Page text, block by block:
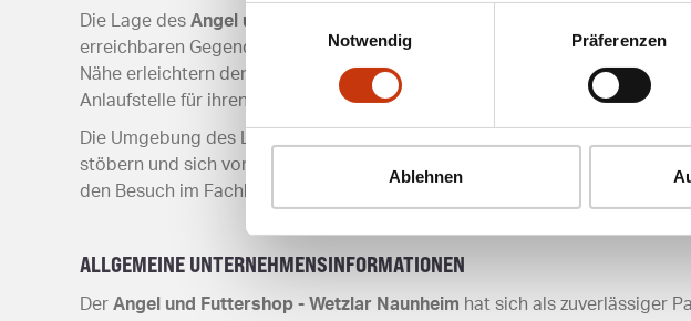
Einwilligungsauswahl
Notwendig
Präferenzen
Ablehnen
Die Lage des Angel und Futtershop - Wetzlar Naunheim
erreichbaren Gegend, die sowohl mit dem Auto als auch mit öffentlichen
Nähe erleichtern den Besuch zusätzlich. Angler, die in der Region
Anlaufstelle für ihren Angelbedarf.
Die Umgebung des Ladens bietet zudem eine angenehme Atmosphäre,
stöbern und sich von den Fachleuten beraten lassen. Diese Kombination
den Besuch im Fachhandel besonders attraktiv.
ALLGEMEINE UNTERNEHMENSINFORMATIONEN
Der Angel und Futtershop - Wetzlar Naunheim hat sich als zuverlässiger